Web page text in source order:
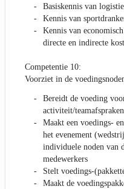
Basiskennis van
Kennis van
Kennis van
directe en indirecte
Competentie 10:
Voorziet in de
Bereidt de voeding
activiteit/teamafspraken
Maakt een voedings-
het evenement
individuele noden van
medewerkers
Stelt voedings-
Maakt de